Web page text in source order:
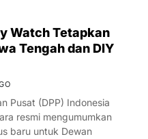
Watch Tetapkan
Tengah dan DIY
Pusat (DPP) Indonesia
resmi mengumumkan
baru untuk Dewan